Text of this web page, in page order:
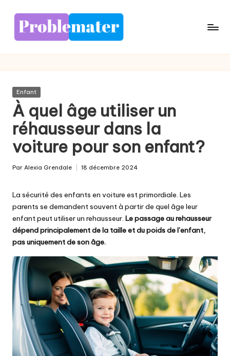
Posted
in
Enfant
À quel âge utiliser un
réhausseur dans la
voiture pour son enfant?
Par Alexia Grendale 18 décembre 2024
La sécurité des enfants en voiture est primordiale. Les
parents se demandent souvent à partir de quel âge leur
enfant peut utiliser un rehausseur. Le passage au rehausseur
dépend principalement de la taille et du poids de l’enfant,
pas uniquement de son âge.